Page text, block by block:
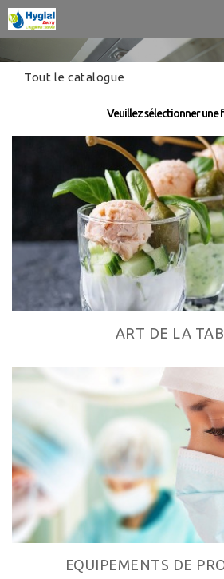
Tout le catalogue
Veuillez sélectionner une
ART DE LA
EQUIPEMENTS DE
Panneau de gestion des cookies